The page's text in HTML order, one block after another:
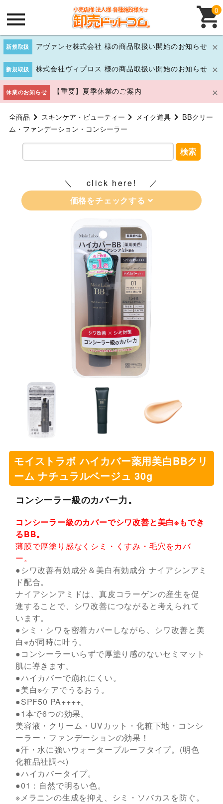
新規取扱 アヴァンセ株式会社 様の商品取扱い開始のお知らせ
新規取扱 株式会社ヴィプロス 様の商品取扱い開始のお知らせ
休業のお知らせ 【重要】夏季休業のご案内
0
全商品 スキンケア・ビューティー メイク道具
BBクリー
ム・ファンデーション・コンシーラー
検索
click here!
価格をチェックする
モイストラボ ハイカバー薬用美白BBクリ
ーム ナチュラルベージュ 30g
コンシーラー級のカバー力。
コンシーラー級のカバーでシワ改善と美白※もでき
るBB。
薄膜で厚塗り感なくシミ・くすみ・毛穴をカバ
ー。
●シワ改善有効成分＆美白有効成分 ナイアシンアミ
ド配合。
ナイアシンアミドは、真皮コラーゲンの産生を促
進することで、シワ改善につながると考えられて
います。
●シミ・シワを密着カバーしながら、シワ改善と美
白※が同時に叶う。
●コンシーラーいらずで厚塗り感のないセミマット
肌に導きます。
●ハイカバーで崩れにくい。
●美白※ケアでうるおう。
●SPF50 PA++++。
●1本で6つの効果。
美容液・クリーム・UVカット・化粧下地・コンシ
ーラー・ファンデーションの効果！
●汗・水に強いウォータープルーフタイプ。(明色
化粧品社調べ)
●ハイカバータイプ。
●01：自然で明るい色。
※メラニンの生成を抑え、シミ・ソバカスを防ぐ。